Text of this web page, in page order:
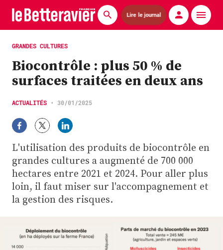
Lire le journal
Actualités
Économie
Agronomie
Matériels
La technique ITB
Pommes de terre
Guides pratiques
Chasse
Plus
GRANDES CULTURES
Biocontrôle : plus 50 % de
surfaces traitées en deux ans
ACTUALITÉS • 30/01/2025
L'utilisation des produits de biocontrôle en
grandes cultures a augmenté de 700 000
hectares entre 2021 et 2024. Pour aller plus
loin, il faut miser sur l'accompagnement et
la gestion des risques.